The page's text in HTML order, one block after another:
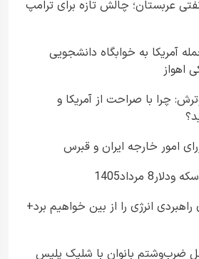
عربستان؛ چالش تازه برای ترامپ
آمریکا به خوابگاه دانشجویی
اهواز
چرا با صراحت از آمریکا و
امور خارجه ایران و قبرس
مرداد1405
راهبردی انرژی را از بین خواهیم برد+
ضرب‌وشتم بانوان با شلیک پلیس